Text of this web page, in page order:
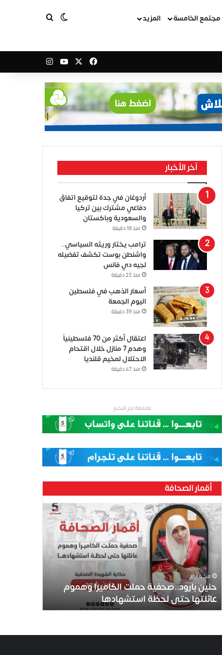
مجتمع الخامسة المزيد الوضع المظلم
فيسبوك ‫YouTube
آخر الأخبار
أردوغان في جدة لتوقيع اتفاق
دفاعي مشترك بين تركيا
والسعودية وباكستان
منذ 18 دقيقة
ترامب يختار وريثه السياسي..
واشنطن بوست تكشف تفضيله
لجيه دي فانس
منذ 23 دقيقة
أسعار الذهب في فلسطين
اليوم الجمعة
منذ 39 دقيقة
اعتقال أكثر من 70 فلسطينياً
وهدم 7 منازل خلال اقتحام
الاحتلال لمخيم قلنديا
منذ 47 دقيقة
لمتابعة اخر الاخبار
أقمار الصحافة
ح
ن
.
منذ 4 أيام
حنين بارود..صحفية حملت الكاميرا وهموم
عائلتها حتى لحظة استشهادها